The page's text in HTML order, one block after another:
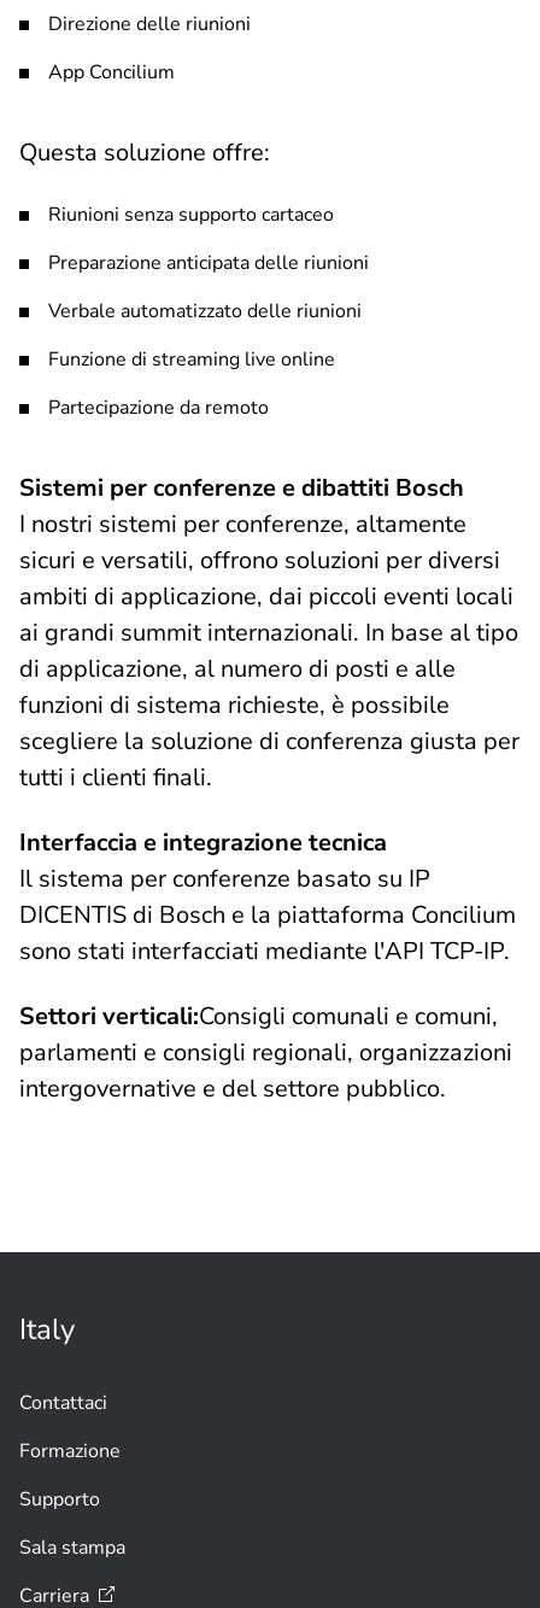
Direzione delle riunioni
App Concilium
Questa soluzione offre:
Riunioni senza supporto cartaceo
Preparazione anticipata delle riunioni
Verbale automatizzato delle riunioni
Funzione di streaming live online
Partecipazione da remoto
Sistemi per conferenze e dibattiti Bosch
I nostri sistemi per conferenze, altamente
sicuri e versatili, offrono soluzioni per diversi
ambiti di applicazione, dai piccoli eventi locali
ai grandi summit internazionali. In base al tipo
di applicazione, al numero di posti e alle
funzioni di sistema richieste, è possibile
scegliere la soluzione di conferenza giusta per
tutti i clienti finali.
Interfaccia e integrazione tecnica
Il sistema per conferenze basato su IP
DICENTIS di Bosch e la piattaforma Concilium
sono stati interfacciati mediante l'API TCP-IP.
Settori verticali:Consigli comunali e comuni,
parlamenti e consigli regionali, organizzazioni
intergovernative e del settore pubblico.
Italy
Contattaci
Formazione
Supporto
Sala stampa
Carriera